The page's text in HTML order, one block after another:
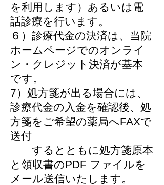
を利用します）あるいは電
話診療を行います。
６）診療代金の決済は、当院
ホームページでのオンライ
ン・クレジット決済が基本
です。
7）処方箋が出る場合には、
診療代金の入金を確認後、処
方箋をご希望の薬局へFAXで
送付
するとともに処方箋原本
と領収書のPDF ファイルを​
メール送信いたします。